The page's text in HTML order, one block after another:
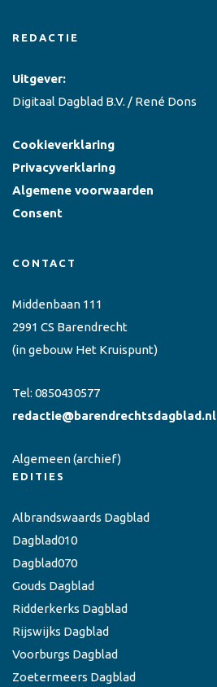
REDACTIE
Uitgever:
Digitaal Dagblad B.V. / René Dons
Cookieverklaring
Privacyverklaring
Algemene voorwaarden
Consent
CONTACT
Middenbaan 111
2991 CS Barendrecht
(in gebouw Het Kruispunt)
Tel: 0850430577
redactie@barendrechtsdagblad.nl
Algemeen(archief)
EDITIES
Albrandswaards Dagblad
Dagblad010
Dagblad070
Gouds Dagblad
Ridderkerks Dagblad
Rijswijks Dagblad
Voorburgs Dagblad
Zoetermeers Dagblad